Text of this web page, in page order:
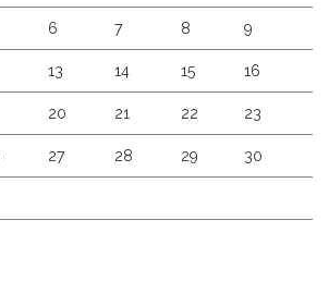
6 7 8 9
13 14 15 16
20 21 22 23
27 28 29 30